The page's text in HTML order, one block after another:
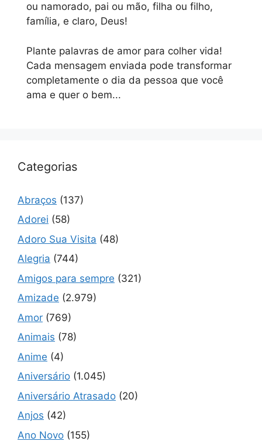
ou namorado, pai ou mão, filha ou filho,
família, e claro, Deus!
Plante palavras de amor para colher vida!
Cada mensagem enviada pode transformar
completamente o dia da pessoa que você
ama e quer o bem...
Categorias
Abraços (137)
Adorei (58)
Adoro Sua Visita (48)
Alegria (744)
Amigos para sempre (321)
Amizade (2.979)
Amor (769)
Animais (78)
Anime (4)
Aniversário (1.045)
Aniversário Atrasado (20)
Anjos (42)
Ano Novo (155)